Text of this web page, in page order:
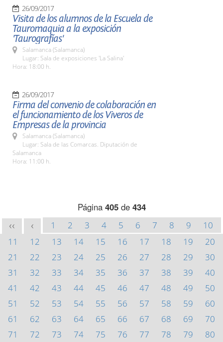
26/09/2017
Visita de los alumnos de la Escuela de
Tauromaquia a la exposición
'Taurografías'
Salamanca (Salamanca)
Lugar: Sala de exposiciones 'La Salina'
Hora: 18:00 h.
26/09/2017
Firma del convenio de colaboración en
el funcionamiento de los Viveros de
Empresas de la provincia
Salamanca (Salamanca)
Lugar: Sala de las Comarcas. Diputación de
Salamanca
Hora: 11:00 h.
Página 405de 434
<< < 1 2 3 4 5 6 7 8 9
10
11
12 13 14 15 16 17 18 19
20
21
22 23 24 25 26 27 28 29
30
31
32 33 34 35 36 37 38 39
40
41
42 43 44 45 46 47 48 49
50
51
52 53 54 55 56 57 58 59
60
61
62 63 64 65 66 67 68 69
70
71
72 73 74 75 76 77 78 79
80